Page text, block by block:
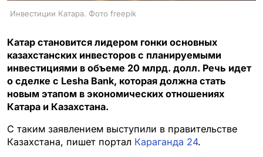
Инвестиции Катара. Фото freepik
Катар становится лидером гонки основных
казахстанских инвесторов с планируемыми
инвестициями в объеме 20 млрд. долл. Речь идет
о сделке с Lesha Bank, которая должна стать
новым этапом в экономических отношениях
Катара и Казахстана.
С таким заявлением выступили в правительстве
Казахстана, пишет портал Караганда 24.